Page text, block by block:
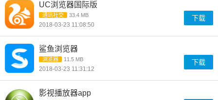
UC浏览器国际版
通讯社交 33.4 MB
2018-03-23 11:08:50
下载
鲨鱼浏览器
浏览器 11.5 MB
2018-03-23 11:31:12
下载
影视播放器app